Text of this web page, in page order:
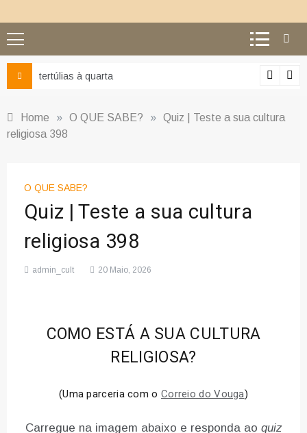
tertúlias à quarta
Home » O QUE SABE? » Quiz | Teste a sua cultura
religiosa 398
O QUE SABE?
Quiz | Teste a sua cultura
religiosa 398
admin_cult 20 Maio, 2026
COMO ESTÁ A SUA CULTURA
RELIGIOSA?
(Uma parceria com o Correio do Vouga)
Carregue na imagem abaixo e responda ao quiz